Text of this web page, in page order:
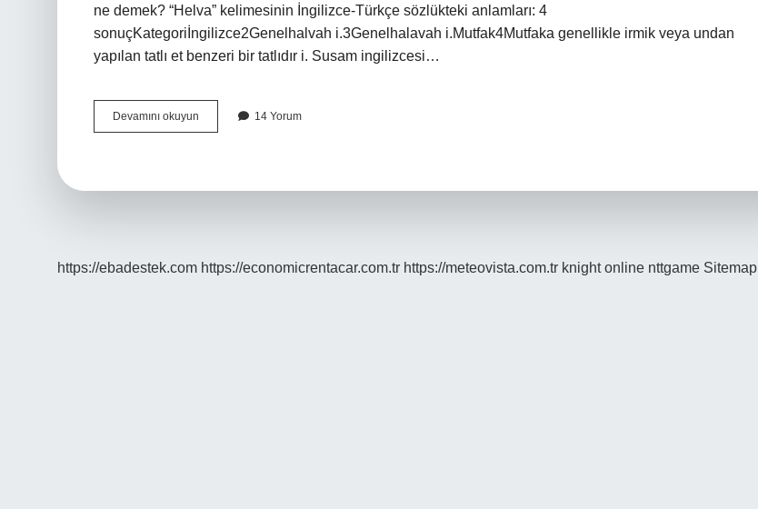
ne demek? “Helva” kelimesinin İngilizce-Türkçe sözlükteki anlamları: 4
sonuçKategoriİngilizce2Genelhalvah i.3Genelhalavah i.Mutfak4Mutfaka genellikle irmik veya undan
yapılan tatlı et benzeri bir tatlıdır i. Susam ingilizcesi…
Devamını okuyun
Ingilizce
14 Yorum
https://ebadestek.com https://economicrentacar.com.tr https://meteovista.com.tr knight online nttgame Sitemap